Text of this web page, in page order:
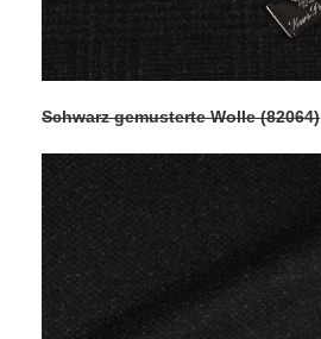
Schwarz gemusterte Wolle (82064)